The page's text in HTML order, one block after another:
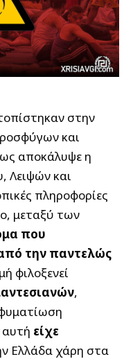
στην
και
αποκάλυψε η
Λειψών και
πληροφορίες
μεταξύ των
που
την παντελώς
φιλοξενεί
,
αυτή είχε
Ελλάδα χάρη στα